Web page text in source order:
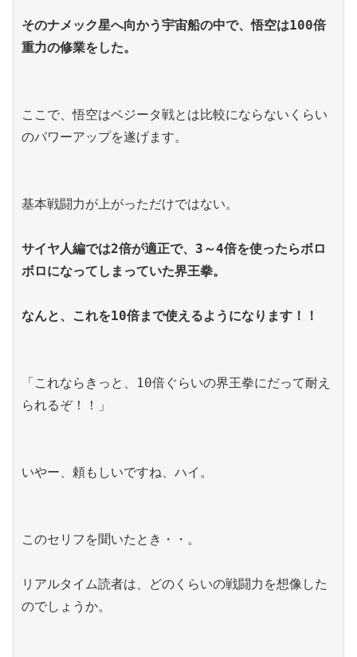
そのナメック星へ向かう宇宙船の中で、悟空は100倍
重力の修業をした。
ここで、悟空はベジータ戦とは比較にならないくらい
のパワーアップを遂げます。
基本戦闘力が上がっただけではない。
サイヤ人編では2倍が適正で、3～4倍を使ったらボロ
ボロになってしまっていた界王拳。
なんと、これを10倍まで使えるようになります！！
「これならきっと、10倍ぐらいの界王拳にだって耐え
られるぞ！！」
いやー、頼もしいですね、ハイ。
このセリフを聞いたとき・・。
リアルタイム読者は、どのくらいの戦闘力を想像した
のでしょうか。